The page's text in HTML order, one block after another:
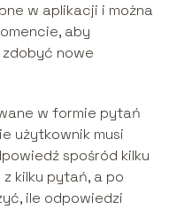
w aplikacji i można
aby
nowe
w formie pytań
użytkownik musi
spośród kilku
z kilku pytań, a po
ile odpowiedzi